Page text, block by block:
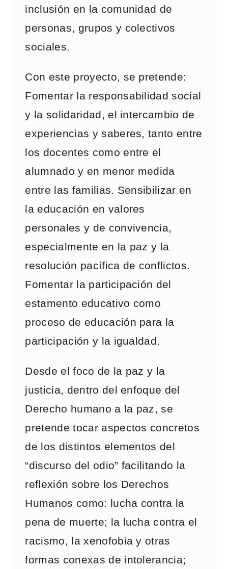
inclusión en la comunidad de
personas, grupos y colectivos
sociales.
Con este proyecto, se pretende:
Fomentar la responsabilidad social
y la solidaridad, el intercambio de
experiencias y saberes, tanto entre
los docentes como entre el
alumnado y en menor medida
entre las familias. Sensibilizar en
la educación en valores
personales y de convivencia,
especialmente en la paz y la
resolución pacífica de conflictos.
Fomentar la participación del
estamento educativo como
proceso de educación para la
participación y la igualdad.
Desde el foco de la paz y la
justicia, dentro del enfoque del
Derecho humano a la paz, se
pretende tocar aspectos concretos
de los distintos elementos del
“discurso del odio” facilitando la
reflexión sobre los Derechos
Humanos como: lucha contra la
pena de muerte; la lucha contra el
racismo, la xenofobia y otras
formas conexas de intolerancia;